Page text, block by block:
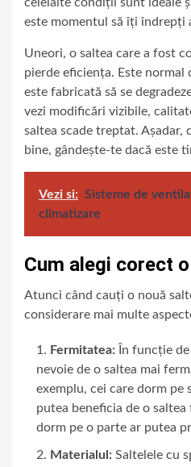
este momentul să îți îndrepți
Uneori, o saltea care a fost
pierde eficiența. Este normal
este fabricată să se
vezi modificări vizibile,
saltea scade treptat. Așadar,
bine, gândește-te dacă este
Vezi si: Sisteme de
climatizare
Cum alegi corect
Atunci când cauți o nouă
considerare mai multe
Fermitatea: În funcție
nevoie de o saltea mai
exemplu, cei care dorm pe
putea beneficia de o
dorm pe o parte ar putea
Materialul: Saltelele cu